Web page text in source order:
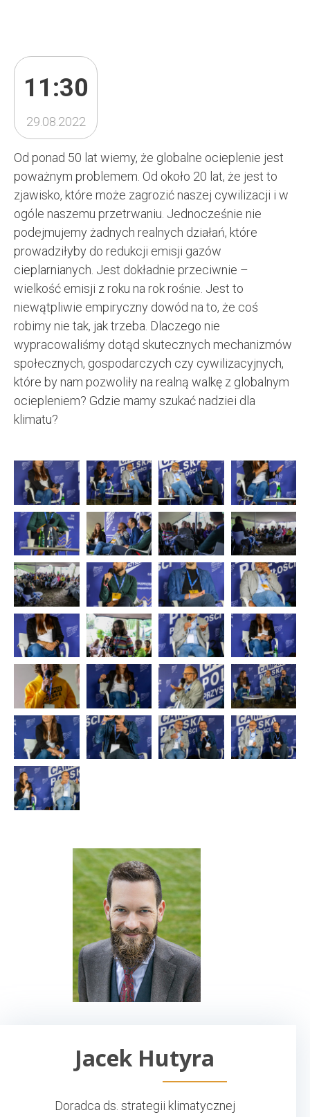
11:30
29.08.2022
Od ponad 50 lat wiemy, że globalne ocieplenie jest
poważnym problemem. Od około 20 lat, że jest to
zjawisko, które może zagrozić naszej cywilizacji i w
ogóle naszemu przetrwaniu. Jednocześnie nie
podejmujemy żadnych realnych działań, które
prowadziłyby do redukcji emisji gazów
cieplarnianych. Jest dokładnie przeciwnie –
wielkość emisji z roku na rok rośnie. Jest to
niewątpliwie empiryczny dowód na to, że coś
robimy nie tak, jak trzeba. Dlaczego nie
wypracowaliśmy dotąd skutecznych mechanizmów
społecznych, gospodarczych czy cywilizacyjnych,
które by nam pozwoliły na realną walkę z globalnym
ociepleniem? Gdzie mamy szukać nadziei dla
klimatu?
Jacek Hutyra
Doradca ds. strategii klimatycznej